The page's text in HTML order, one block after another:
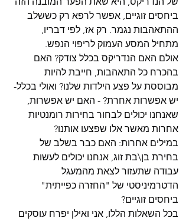
ביחסים זוגיים, אפשר לרפא רק כששלב
ההתאהבות נגמר. רק אז, לפי דבריו,
מתחיל המסע העמוק לריפוי הנפש.
אולם האם הנדריקס בכלל צודק? האם
בהכרח כל התאהבות, חייבת להיות
מבוססת על פצע הילדות שלנו? ואולי בכלל-
יש אפשרות אחרת? - האם יש אפשרות,
שאנחנו יכולים לבחור בחירות רומנטיות
אחרות מאשר אלו שפצעו אותנו?
במילים אחרות: האם כבר בשלב של
בחירת בן\בת זוג, אנחנו יכולים לעשות
עבודה שתעזור לצאת מהמעגל
הדטרמיניסטי של "החזרה כפייתית"
ביחסים זוגיים?
בכל השאלות הללו, אני ואילן יפרח עוסקים